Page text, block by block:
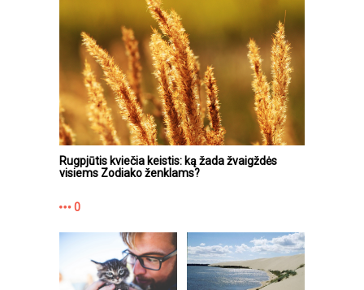
Rugpjūtis kviečia keistis: ką žada žvaigždės
visiems Zodiako ženklams?
0